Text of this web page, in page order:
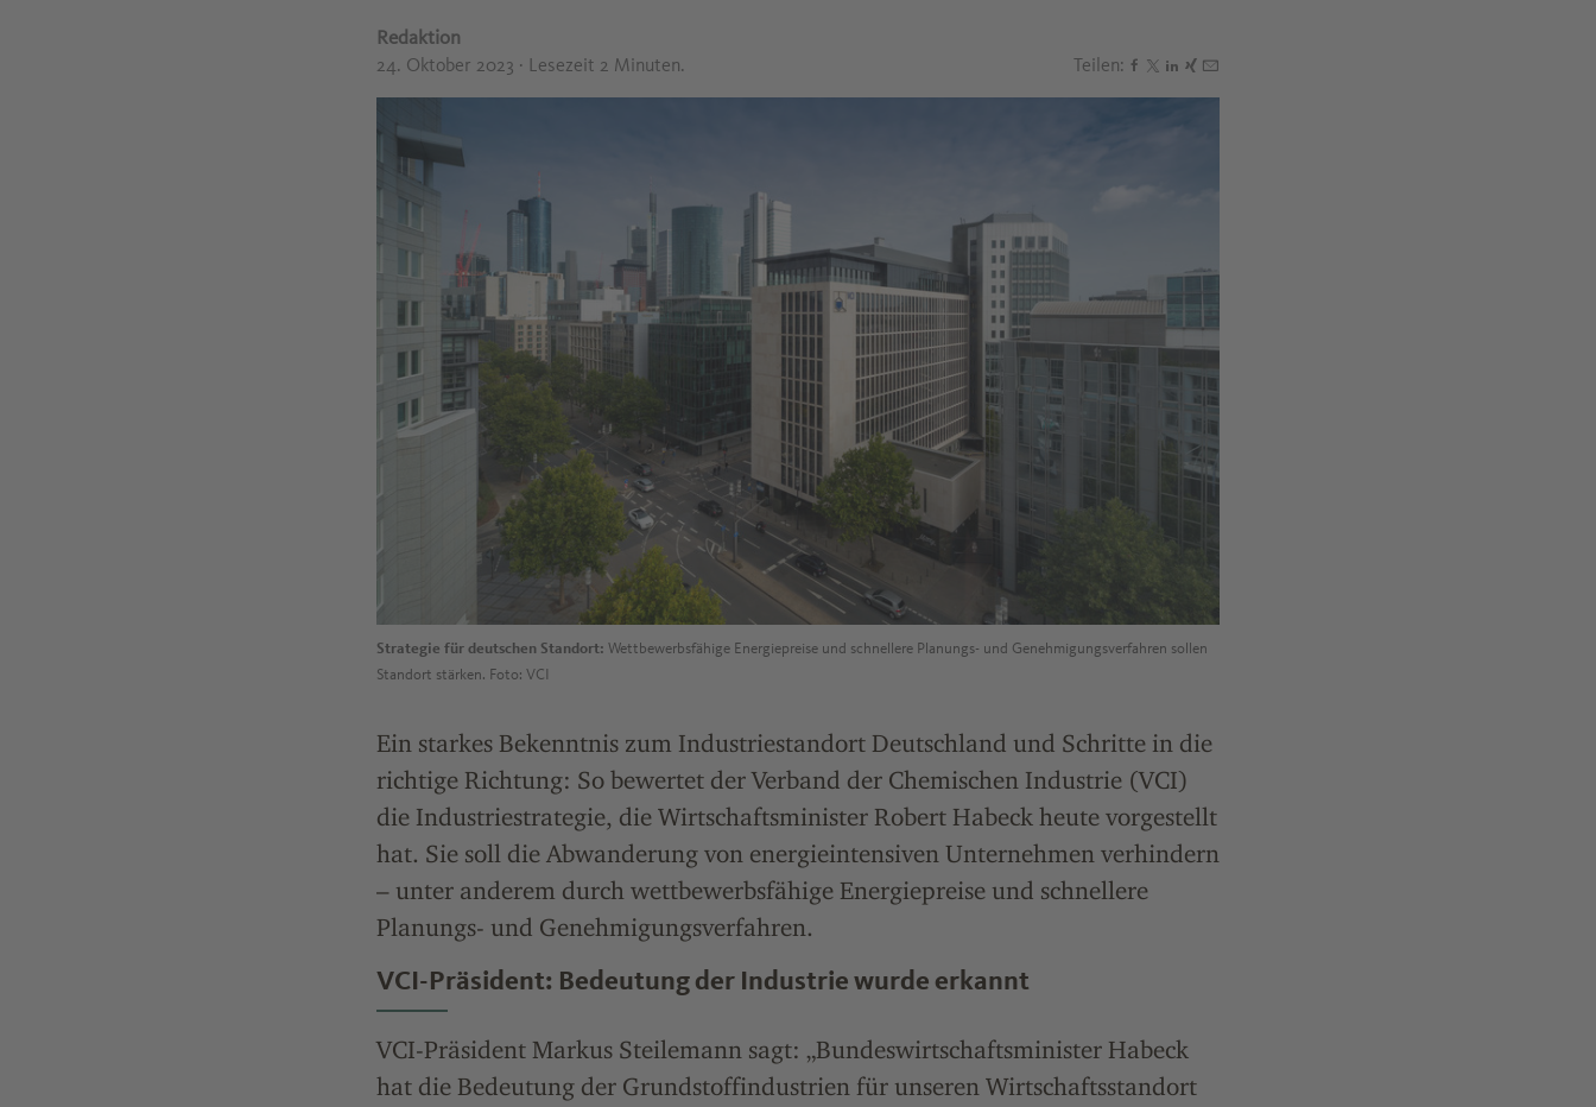
Redaktion
24. Oktober 2023 · Lesezeit 2 Minuten. Teilen: Den Beitrag "VCI: Industriestrategie als starkes
Den Beitrag "VCI: Industriestrategie als starkes
Den Beitrag "VCI: Industriestrategie als starkes
Den Beitrag "VCI: Industriestrategie als starkes
Den Beitrag "VCI: Industriestrategie als
Strategie für deutschen Standort: Wettbewerbsfähige Energiepreise und schnellere Planungs- und Genehmigungsverfahren sollen
Standort stärken. Foto: VCI
Ein starkes Bekenntnis zum Industriestandort Deutschland und Schritte in die
richtige Richtung: So bewertet der Verband der Chemischen Industrie (VCI)
die Industriestrategie, die Wirtschaftsminister Robert Habeck heute vorgestellt
hat. Sie soll die Abwanderung von energieintensiven Unternehmen verhindern
– unter anderem durch wettbewerbsfähige Energiepreise und schnellere
Planungs- und Genehmigungsverfahren.
VCI-Präsident: Bedeutung der Industrie wurde erkannt
VCI-Präsident Markus Steilemann sagt: „Bundeswirtschaftsminister Habeck
hat die Bedeutung der Grundstoffindustrien für unseren Wirtschaftsstandort